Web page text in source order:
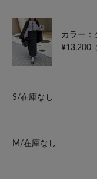
カラー：
¥13,200
S/在庫なし
M/在庫なし